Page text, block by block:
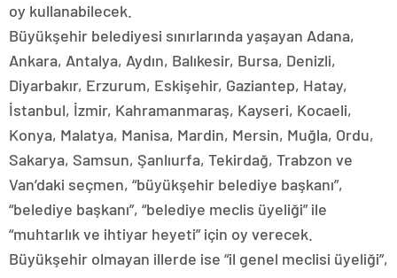
oy kullanabilecek.
Büyükşehir belediyesi sınırlarında yaşayan Adana,
Ankara, Antalya, Aydın, Balıkesir, Bursa, Denizli,
Diyarbakır, Erzurum, Eskişehir, Gaziantep, Hatay,
İstanbul, İzmir, Kahramanmaraş, Kayseri, Kocaeli,
Konya, Malatya, Manisa, Mardin, Mersin, Muğla, Ordu,
Sakarya, Samsun, Şanlıurfa, Tekirdağ, Trabzon ve
Van’daki seçmen, “büyükşehir belediye başkanı”,
“belediye başkanı”, “belediye meclis üyeliği” ile
“muhtarlık ve ihtiyar heyeti” için oy verecek.
Büyükşehir olmayan illerde ise “il genel meclisi üyeliği”,